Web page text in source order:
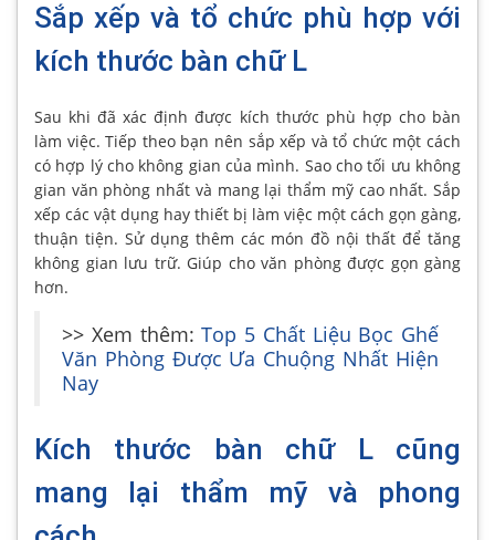
Sắp xếp và tổ chức phù hợp với
kích thước bàn chữ L
Sau khi đã xác định được kích thước phù hợp cho bàn
làm việc. Tiếp theo bạn nên sắp xếp và tổ chức một cách
có hợp lý cho không gian của mình. Sao cho tối ưu không
gian văn phòng nhất và mang lại thẩm mỹ cao nhất. Sắp
xếp các vật dụng hay thiết bị làm việc một cách gọn gàng,
thuận tiện. Sử dụng thêm các món đồ nội thất để tăng
không gian lưu trữ. Giúp cho văn phòng được gọn gàng
hơn.
>> Xem thêm:Top 5 Chất Liệu Bọc Ghế
Văn Phòng Được Ưa Chuộng Nhất Hiện
Nay
Kích thước bàn chữ L cũng
mang lại thẩm mỹ và phong